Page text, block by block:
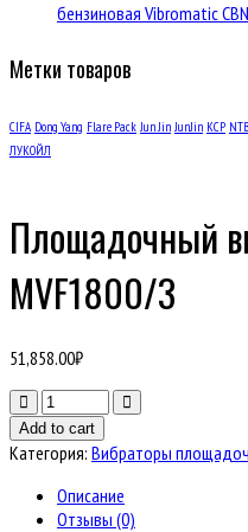
бензиновая Vibromatic
Метки товаров
CIFA Dong Yang Flare Pack Jun Jin JunJin KCP NTB
ЛУКОЙЛ
Площадочный
MVF1800/3
51,858.00₽
Количество
товара
Площадочный
вибратор
MVF1800/3
Add to cart
Категория: Вибраторы
Описание
Отзывы (0)